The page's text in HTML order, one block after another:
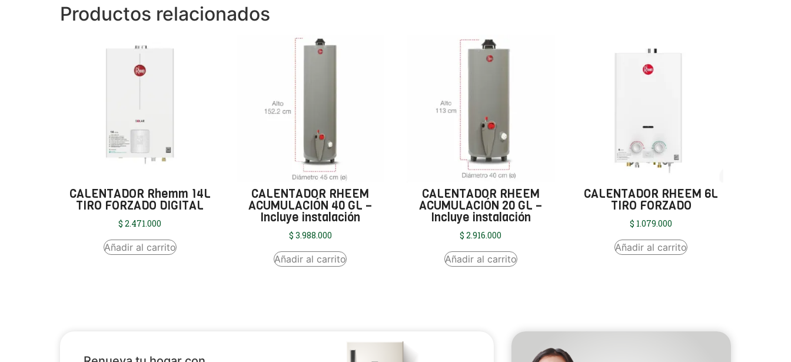
Productos relacionados
CALENTADOR Rhemm 14L
TIRO FORZADO DIGITAL
$ 2.471.000
Añadir al carrito
CALENTADOR RHEEM
ACUMULACIÓN 40 GL –
Incluye instalación
$ 3.988.000
Añadir al carrito
CALENTADOR RHEEM
ACUMULACIÓN 20 GL –
Incluye instalación
$ 2.916.000
Añadir al carrito
CALENTADOR RHEEM 6L
TIRO FORZADO
$ 1.079.000
Añadir al carrito